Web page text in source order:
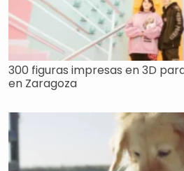
300 figuras impresas en 3D
en Zaragoza